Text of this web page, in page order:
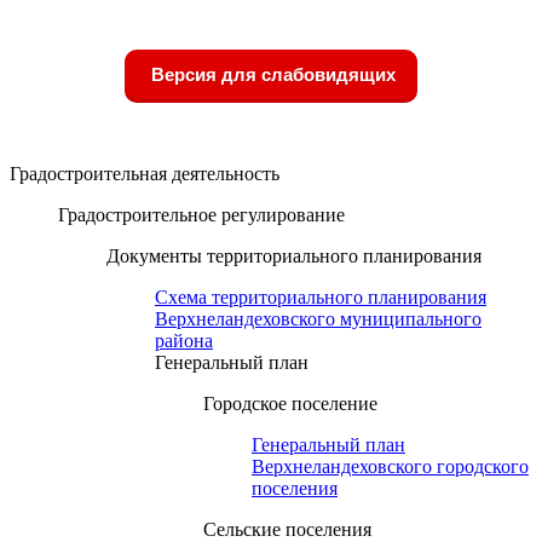
Версия для слабовидящих
Градостроительная деятельность
Градостроительное регулирование
Документы территориального планирования
Схема территориального планирования
Верхнеландеховского муниципального
района
Генеральный план
Городское поселение
Генеральный план
Верхнеландеховского городского
поселения
Сельские поселения